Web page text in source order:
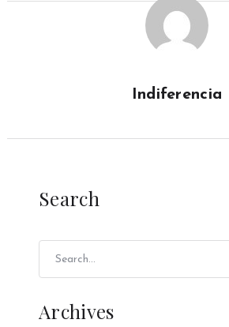
Indiferencia
Search
Archives